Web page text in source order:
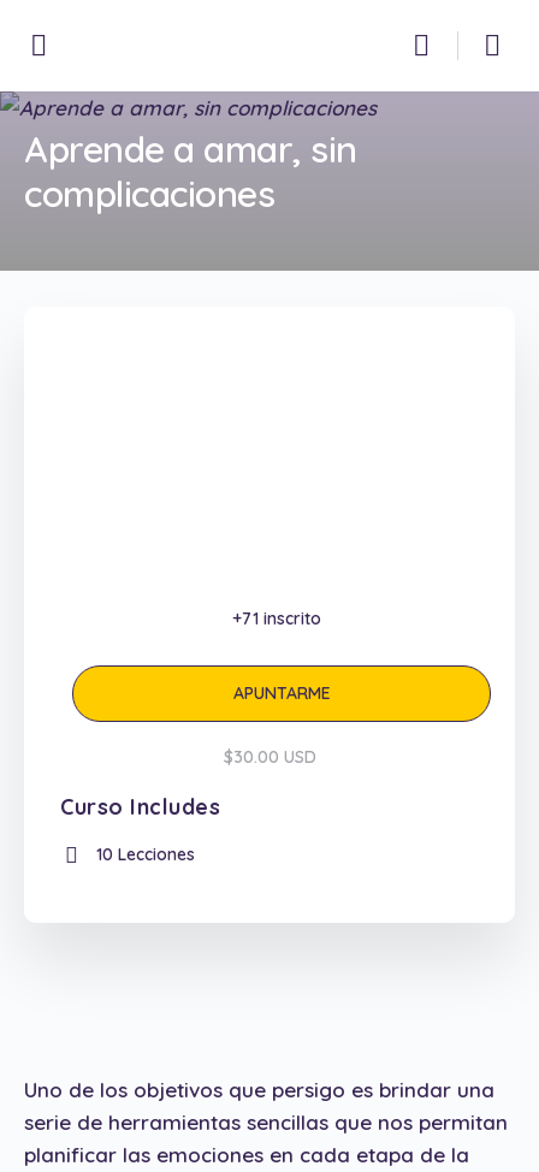
Aprende a amar, sin
complicaciones
Uno de los objetivos que persigo es brindar una
serie de herramientas sencillas que nos permitan
planificar las emociones en cada etapa de la
+71 inscrito
APUNTARME
$30.00 USD
Curso Includes
10 Lecciones